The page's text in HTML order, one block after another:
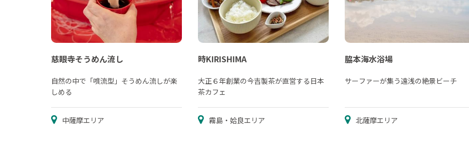
慈眼寺そうめん流し
自然の中で「噴流型」そうめん流しが楽
しめる
中薩摩エリア
時KIRISHIMA
大正６年創業の今吉製茶が直営する日本
茶カフェ
霧島・姶良エリア
脇本海水浴場
サーファーが集う遠浅の絶景ビーチ
北薩摩エリア